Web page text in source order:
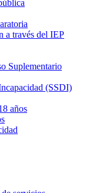
a través del IEP
Suplementario
(SSDI)
años